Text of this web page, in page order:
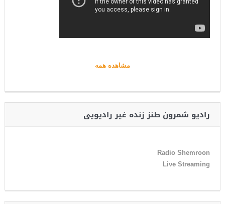
مشاهده همه
رادیو شمرون طنز زنده غیر رادیویی
Radio Shemroon
Live Streaming